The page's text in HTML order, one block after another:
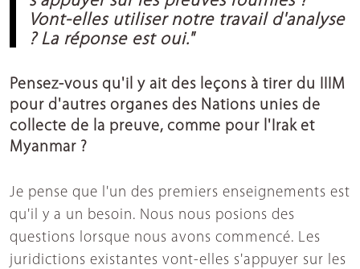
Vont-elles utiliser notre travail d'analyse
? La réponse est oui."
Pensez-vous qu'il y ait des leçons à tirer du IIIM
pour d'autres organes des Nations unies de
collecte de la preuve, comme pour l'Irak et
Myanmar ?
Je pense que l'un des premiers enseignements est
qu'il y a un besoin. Nous nous posions des
questions lorsque nous avons commencé. Les
juridictions existantes vont-elles s'appuyer sur les